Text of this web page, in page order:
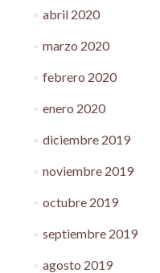
abril 2020
marzo 2020
febrero 2020
enero 2020
diciembre 2019
noviembre 2019
octubre 2019
septiembre 2019
agosto 2019